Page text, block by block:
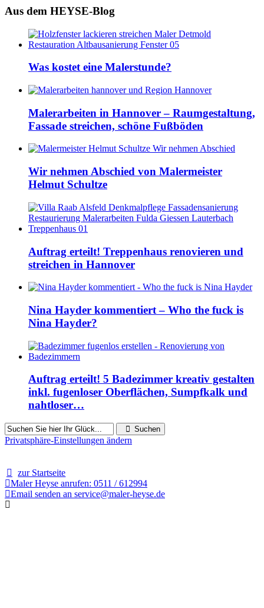
Aus dem HEYSE-Blog
Was kostet eine Malerstunde?
Malerarbeiten in Hannover – Raumgestaltung,
Fassade streichen, schöne Fußböden
Wir nehmen Abschied von Malermeister
Helmut Schultze
Auftrag erteilt! Treppenhaus renovieren und
streichen in Hannover
Nina Hayder kommentiert – Who the fuck is
Nina Hayder?
Auftrag erteilt! 5 Badezimmer kreativ gestalten
inkl. fugenloser Oberflächen, Sumpfkalk und
nahtloser…
Suchen
Privatsphäre-Einstellungen ändern
zur Startseite
Maler Heyse anrufen: 0511 / 612994
Email senden an service@maler-heyse.de